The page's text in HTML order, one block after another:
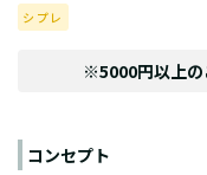
シプレ
※5000円以上の
コンセプト